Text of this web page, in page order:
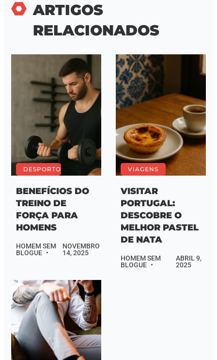
ARTIGOS
RELACIONADOS
DESPORTO
BENEFÍCIOS DO
TREINO DE
FORÇA PARA
HOMENS
HOMEM SEM
BLOGUE
NOVEMBRO
14, 2025
VIAGENS
VISITAR
PORTUGAL:
DESCOBRE O
MELHOR PASTEL
DE NATA
HOMEM SEM
BLOGUE
ABRIL 9,
2025